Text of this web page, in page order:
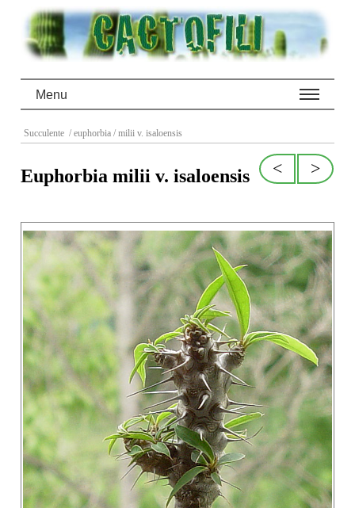
Menu
Succulente / euphorbia / milii v. isaloensis
>
<
Euphorbia milii v. isaloensis